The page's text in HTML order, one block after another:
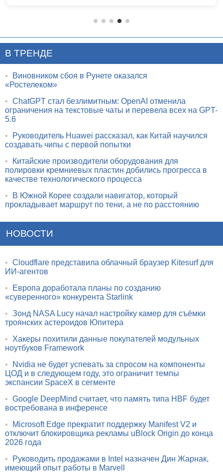
В ТРЕНДЕ
•
Виновником сбоя в Рунете оказался
«Ростелеком»
• ChatGPT стал безлимитным: OpenAI отменила
ограничения на текстовые чаты и перевела всех на GPT-
5.6
•
Руководитель Huawei рассказал, как Китай научился
создавать чипы с первой попытки
•
Китайские производители оборудования для
полировки кремниевых пластин добились прогресса в
качестве технологического процесса
•
В Южной Корее создали навигатор, который
прокладывает маршрут по тени, а не по расстоянию
НОВОСТИ
• Cloudflare представила облачный браузер Kitesurf для
ИИ-агентов
•
Европа доработала планы по созданию
«суверенного» конкурента Starlink
• Зонд NASA Lucy начал настройку камер для съёмки
троянских астероидов Юпитера
•
Хакеры похитили данные покупателей модульных
ноутбуков Framework
•
Nvidia не будет успевать за спросом на компоненты
ЦОД и в следующем году, это ограничит темпы
экспансии SpaceX в сегменте
• Google DeepMind считает, что память типа HBF будет
востребована в инференсе
•
Microsoft Edge прекратит поддержку Manifest V2 и
отключит блокировщика рекламы uBlock Origin до конца
2026 года
•
Руководить продажами в Intel назначен Дин Жарнак,
имеющий опыт работы в Marvell